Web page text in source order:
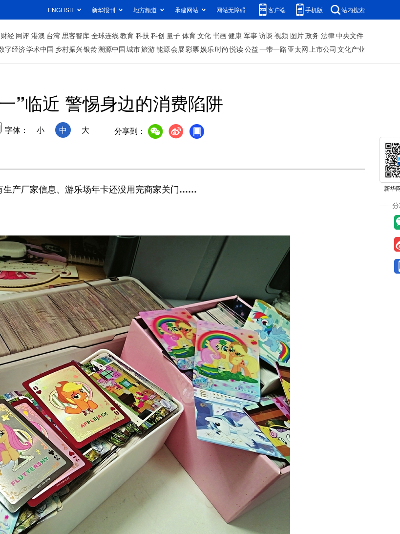
ENGLISH 新华报刊 地方频道 承建网站 网站无障碍 客户端 手机版 站内搜索
财经 网评 港澳 台湾 思客智库 全球连线教育 科技科创 量子 体育文化 书画健康 军事访谈 视频 图片政务 法律中央文件
字经济学术中国 乡村振兴银龄溯源中国城市旅游能源会展彩票娱乐时尚 悦读公益一带一路 亚太网上市公司 文化产业
”临近 警惕身边的消费陷阱
字体： 小 中 大 分享到：
产厂家信息、游乐场年卡还没用完商家关门……